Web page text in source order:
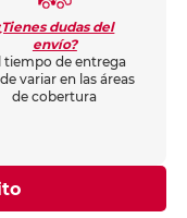
dudas del
envío?
tiempo de entrega
variar en las áreas
de cobertura